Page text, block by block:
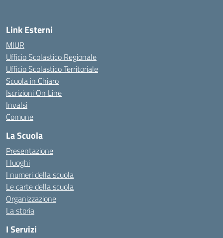
Link Esterni
MIUR
Ufficio Scolastico Regionale
Ufficio Scolastico Territoriale
Scuola in Chiaro
Iscrizioni On Line
Invalsi
Comune
La Scuola
Presentazione
I luoghi
I numeri della scuola
Le carte della scuola
Organizzazione
La storia
I Servizi